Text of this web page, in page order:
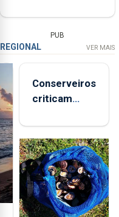
PUB
REGIONAL VER MAIS
Conserveiros
criticam
brancas com
selo Marca
Açores